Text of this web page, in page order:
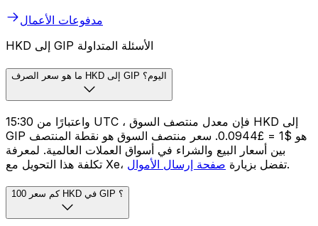
مدفوعات الأعمال
HKD إلى GIP الأسئلة المتداولة
ما هو سعر الصرف HKD إلى GIP اليوم؟
واعتبارًا من 15:30 UTC ، فإن معدل منتصف السوق HKD إلى
GIP هو $1 = £0.0944. سعر منتصف السوق هو نقطة المنتصف
بين أسعار البيع والشراء في أسواق العملات العالمية. لمعرفة
تكلفة هذا التحويل مع Xe، تفضل بزيارة صفحة إرسال الأموال .
كم سعر 100 HKD في GIP ؟